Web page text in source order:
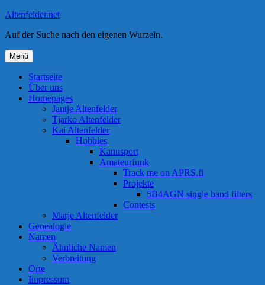
Zum
springen
Altenfelder.net
Auf der Suche nach den eigenen Wurzeln.
Menü
Startseite
Über uns
Homepages
Jantje Altenfelder
Tjarko Altenfelder
Kai Altenfelder
Hobbies
Kanusport
Amateurfunk
Track me on APRS.fi
Projekte
5B4AGN single band filters
Contests
Marje Altenfelder
Genealogie
Namen
Ähnliche Namen
Verbreitung
Orte
Impressum